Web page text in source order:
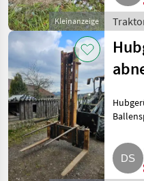
Kleinanzeige